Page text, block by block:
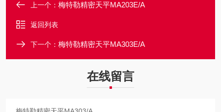
上一个： 梅特勒精密天平MA203E/A
返回列表
下一个： 梅特勒精密天平MA303E/A
在线留言